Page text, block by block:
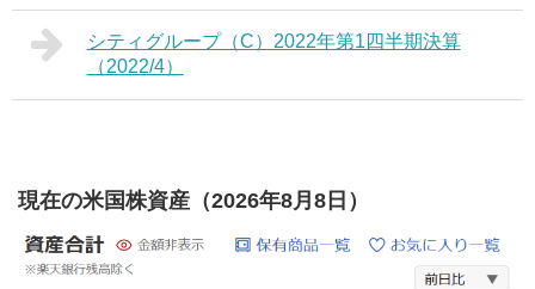
シティグループ（C）2022年第1四半期決算
（2022/4）
現在の米国株資産（2026年8月8日）